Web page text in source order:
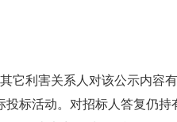
它利害关系人对该公示内容
标活动。对招标人答复仍